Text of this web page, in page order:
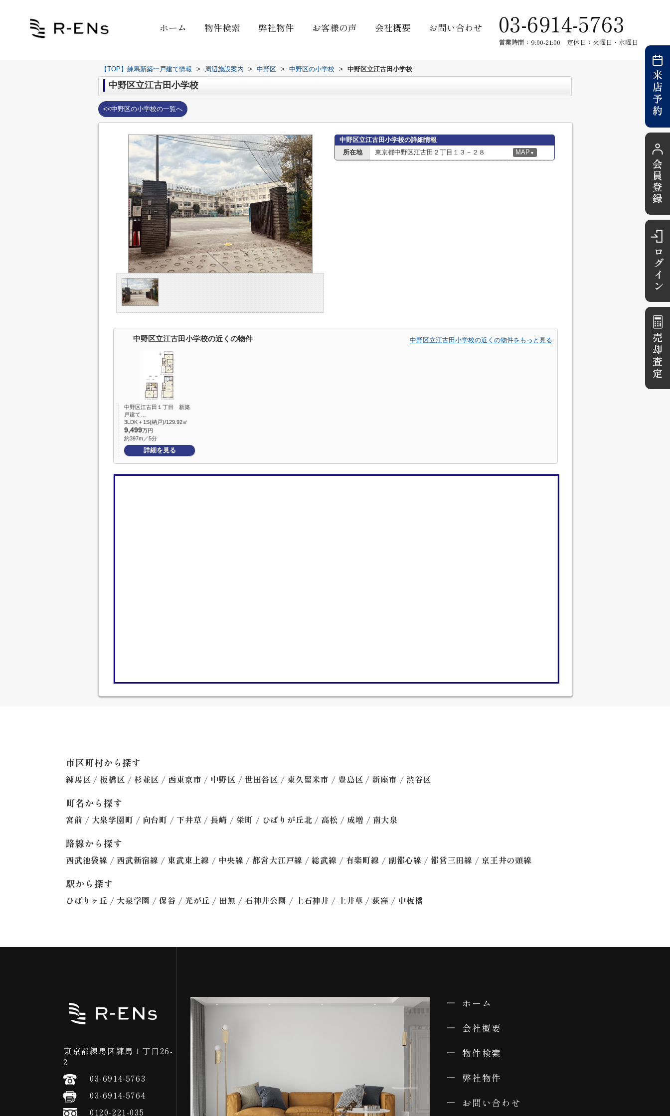
ホーム 物件検索 弊社物件 お客様の声 会社概要 お問い合わせ 03-6914-5763
営業時間：9:00-21:00 定休日：火曜日・水曜日
【TOP】練馬新築一戸建て情報 > 周辺施設案内 > 中野区 > 中野区の小学校 > 中野区立江古田小学校
中野区立江古田小学校
<<中野区の小学校の一覧へ
中野区立江古田小学校の詳細情報
所在地
東京都中野区江古田２丁目１３－２８ MAP ▼
中野区立江古田小学校の近くの物件 中野区立江古田小学校の近くの物件をもっと見る
中野区江古田１丁目 新築
戸建て…
3LDK＋1S(納戸)/129.92㎡
9,499万円
約397m／5分
詳細を見る
市区町村から探す
練馬区 / 板橋区 / 杉並区 / 西東京市 / 中野区 / 世田谷区 / 東久留米市 / 豊島区 / 新座市 / 渋谷区
町名から探す
宮前 / 大泉学園町 / 向台町 / 下井草 / 長崎 / 栄町 / ひばりが丘北 / 高松 / 成増 / 南大泉
路線から探す
西武池袋線 / 西武新宿線 / 東武東上線 / 中央線 / 都営大江戸線 / 総武線 / 有楽町線 / 副都心線 / 都営三田線 / 京王井の頭線
駅から探す
ひばりヶ丘 / 大泉学園 / 保谷 / 光が丘 / 田無 / 石神井公園 / 上石神井 / 上井草 / 荻窪 / 中板橋
東京都練馬区練馬１丁目26-
2
03-6914-5763
03-6914-5764
0120-221-035
ホーム
会社概要
物件検索
弊社物件
お問い合わせ